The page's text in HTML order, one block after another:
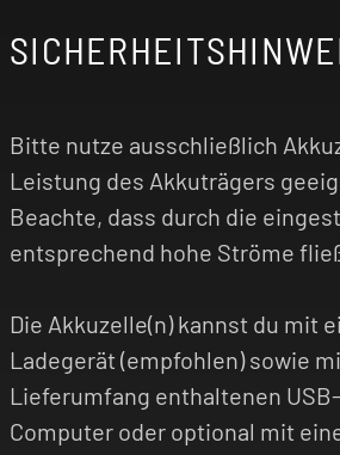
Bitte nutze ausschließlich
Leistung des Akkuträgers
Beachte, dass durch die
entsprechend hohe Ströme
Die Akkuzelle(n) kannst du mit
Ladegerät (empfohlen) sowie
Lieferumfang enthaltenen
Computer oder optional mit